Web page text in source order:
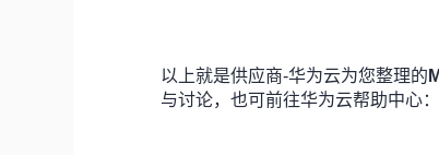
以上就是供应商-华为云为您整理的
与讨论，也可前往华为云帮助中心：